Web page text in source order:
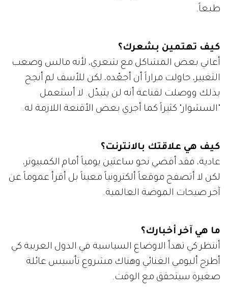
طبعاً.
كيف تهتمين بشعرك؟
أعاني بعض المشاكل مع شعري، لأنه مالس وصعب
التغيير، حاولت مراراً أن أجعّده، لكن للأسف لم أنجح
بذلك ووصلت لقناعة أنه لن يتبدّل. لا أستعمل
"السشوار" كثيراً كما أجري بعض الأقنعة اللازمة له.
كيف هي علاقتك بالانترنت؟
عادية، فقد أقضي نحو ساعتين يومياً أمام الكمبيوتر،
لكن لا أتصفح موقعاً ألكترونياً معيناً بل أقرأ عموماً عن
آخر صيحات الموضة العالمية.
ما هي آخر أخبارك؟
أنتظر كي تهدأ الاوضاع السياسية في الدول العربية كي
أطرح ألبومي الغنائي وهناك مشروع تأسيس عائلة
صغيرة سيتحقق مع الوقت.